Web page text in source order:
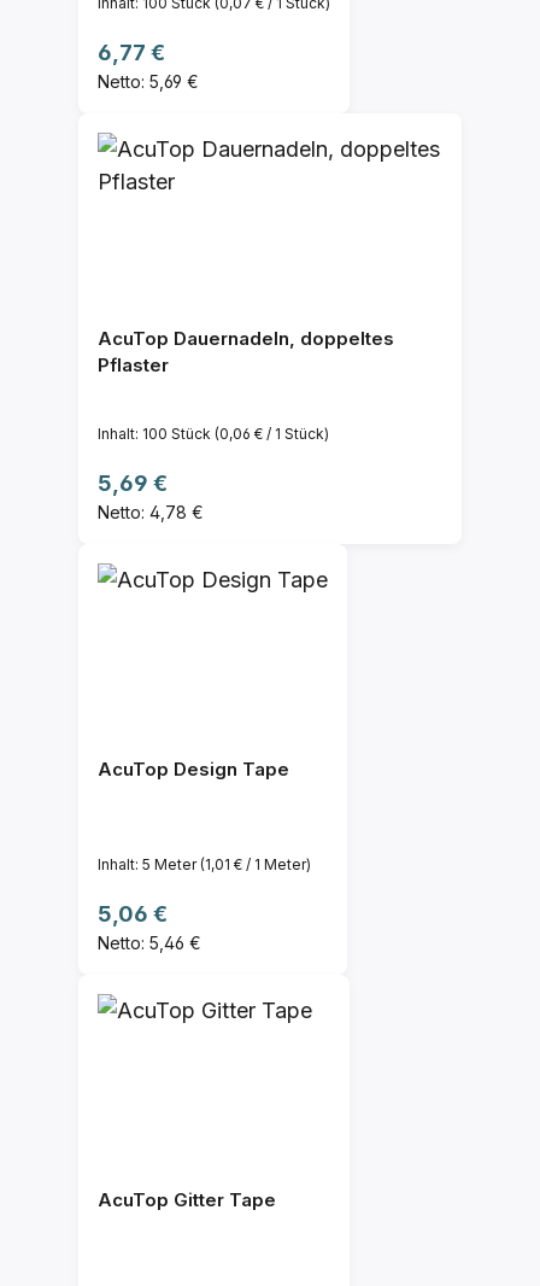
Regulärer Preis:
6,77 €
Netto: 5,69 €
AcuTop Dauernadeln, doppeltes
Pflaster
Inhalt: 100 Stück (0,06 € / 1 Stück)
Regulärer Preis:
5,69 €
Netto: 4,78 €
AcuTop Design Tape
Inhalt: 5 Meter(1,01 € / 1 Meter)
Regulärer Preis:
5,06 €
Netto: 5,46 €
AcuTop Gitter Tape